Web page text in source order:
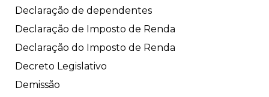
Declaração de dependentes
Declaração de Imposto de Renda
Declaração do Imposto de Renda
Decreto Legislativo
Demissão